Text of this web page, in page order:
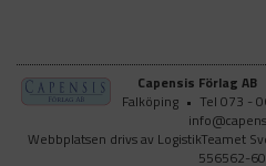
Capensis Förlag AB
Falköping • Tel 073 -
Webbplatsen drivs av LogistikTeamet
556562-